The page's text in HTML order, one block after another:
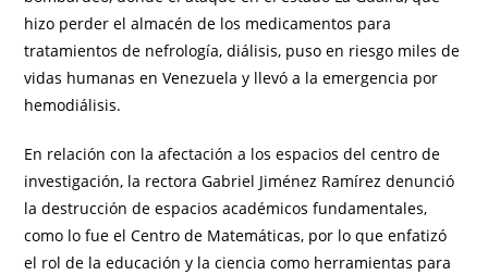
hizo perder el almacén de los medicamentos para
tratamientos de nefrología, diálisis, puso en riesgo miles de
vidas humanas en Venezuela y llevó a la emergencia por
hemodiálisis.
En relación con la afectación a los espacios del centro de
investigación, la rectora Gabriel Jiménez Ramírez denunció
la destrucción de espacios académicos fundamentales,
como lo fue el Centro de Matemáticas, por lo que enfatizó
el rol de la educación y la ciencia como herramientas para